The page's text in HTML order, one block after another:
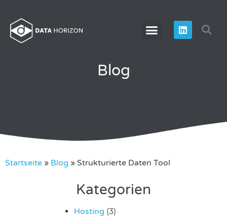
Blog
Startseite » Blog » Strukturierte Daten Tool
Kategorien
Hosting (3)